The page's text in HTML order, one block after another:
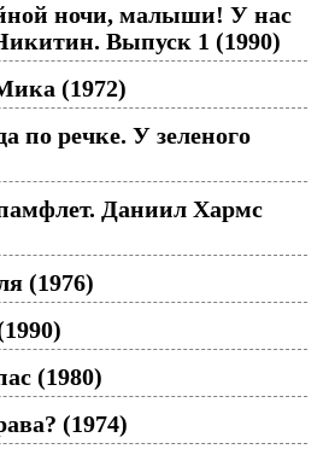
ночи, малыши! У нас
Выпуск 1 (1990)
(1972)
по речке. У зеленого
Даниил Хармс
(1976)
(1980)
(1974)